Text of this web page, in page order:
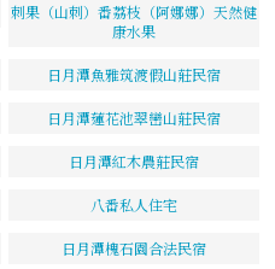
刺果（山刺）番荔枝（阿娜娜）天然健
康水果
日月潭魚雅筑渡假山莊民宿
日月潭蓮花池翠巒山莊民宿
日月潭紅木農莊民宿
八番私人住宅
日月潭槐石園合法民宿